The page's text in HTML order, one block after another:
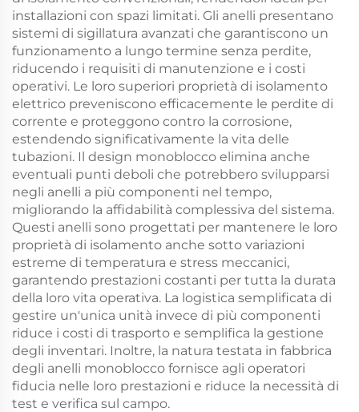
installazioni con spazi limitati. Gli anelli presentano
sistemi di sigillatura avanzati che garantiscono un
funzionamento a lungo termine senza perdite,
riducendo i requisiti di manutenzione e i costi
operativi. Le loro superiori proprietà di isolamento
elettrico preveniscono efficacemente le perdite di
corrente e proteggono contro la corrosione,
estendendo significativamente la vita delle
tubazioni. Il design monoblocco elimina anche
eventuali punti deboli che potrebbero svilupparsi
negli anelli a più componenti nel tempo,
migliorando la affidabilità complessiva del sistema.
Questi anelli sono progettati per mantenere le loro
proprietà di isolamento anche sotto variazioni
estreme di temperatura e stress meccanici,
garantendo prestazioni costanti per tutta la durata
della loro vita operativa. La logistica semplificata di
gestire un'unica unità invece di più componenti
riduce i costi di trasporto e semplifica la gestione
degli inventari. Inoltre, la natura testata in fabbrica
degli anelli monoblocco fornisce agli operatori
fiducia nelle loro prestazioni e riduce la necessità di
test e verifica sul campo.